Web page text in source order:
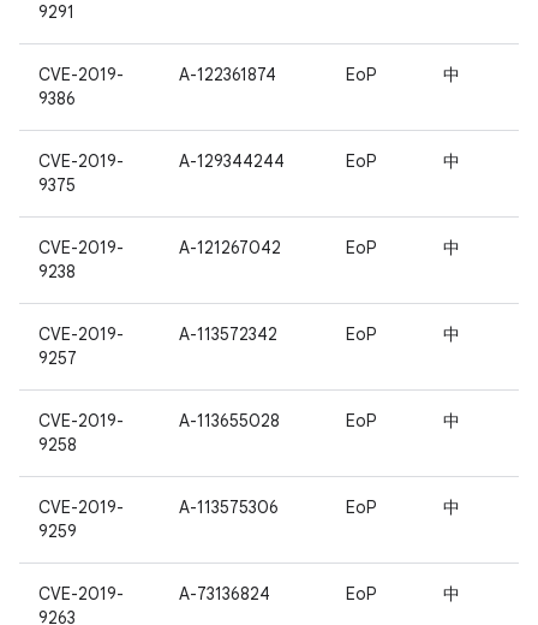
9291
CVE-2019-
9386
A-122361874 EoP 中
CVE-2019-
9375
A-129344244 EoP 中
CVE-2019-
9238
A-121267042 EoP 中
CVE-2019-
9257
A-113572342 EoP 中
CVE-2019-
9258
A-113655028 EoP 中
CVE-2019-
9259
A-113575306 EoP 中
CVE-2019-
9263
A-73136824 EoP 中